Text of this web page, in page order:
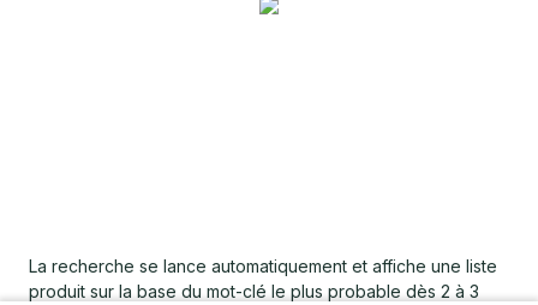
La recherche se lance automatiquement et affiche une liste
produit sur la base du mot-clé le plus probable dès 2 à 3